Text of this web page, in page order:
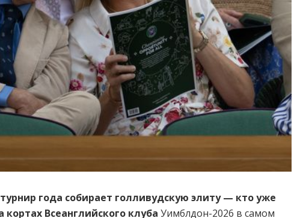
года собирает голливудскую элиту — кто уже
кортах Всеанглийского клуба Уимблдон-2026 в самом